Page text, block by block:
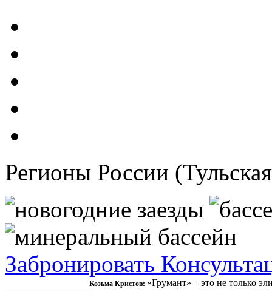
Регионы России
Забронировать
Козьма Кристов: «Грумант» – это не только